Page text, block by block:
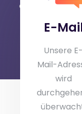
oder Chat zu
E-
Unsere E-
Mail-
wird